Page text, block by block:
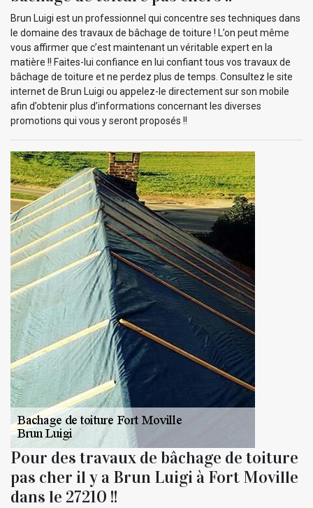
Brun Luigi est un professionnel qui concentre ses techniques dans
le domaine des travaux de bâchage de toiture ! L’on peut même
vous affirmer que c’est maintenant un véritable expert en la
matière !! Faites-lui confiance en lui confiant tous vos travaux de
bâchage de toiture et ne perdez plus de temps. Consultez le site
internet de Brun Luigi ou appelez-le directement sur son mobile
afin d’obtenir plus d’informations concernant les diverses
promotions qui vous y seront proposés !!
Pour des travaux de bâchage de toiture
pas cher il y a Brun Luigi à Fort Moville
dans le 27210 !!